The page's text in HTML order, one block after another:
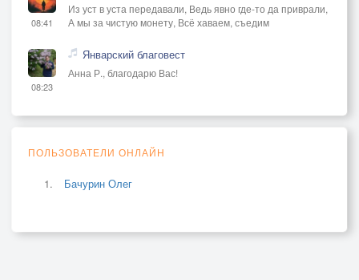
08:41
Из уст в уста передавали, Ведь явно где-то да приврали,
А мы за чистую монету, Всё хаваем, съедим
08:23
Январский благовест
Анна Р., благодарю Вас!
ПОЛЬЗОВАТЕЛИ ОНЛАЙН
Бачурин Олег